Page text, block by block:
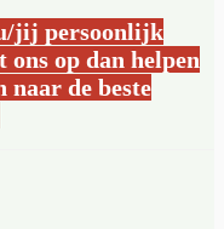
jij persoonlijk
ons op dan helpen
naar de beste